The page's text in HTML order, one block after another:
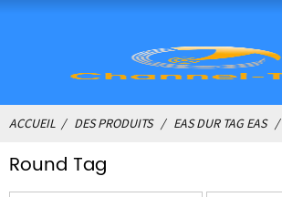
ACCUEIL DES PRODUITS EAS DUR TAG EAS
Round Tag